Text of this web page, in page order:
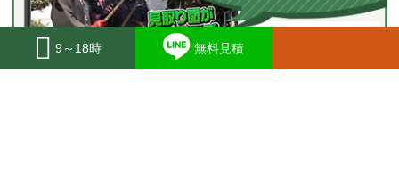
9～18時 無料見積